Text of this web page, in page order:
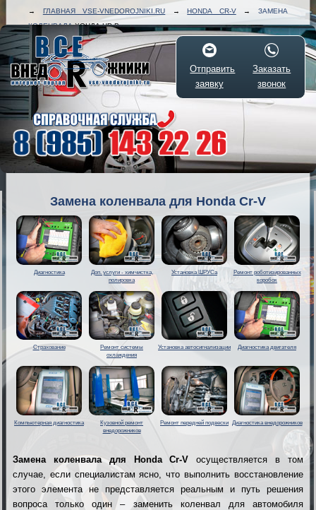
→ ГЛАВНАЯ VSE-VNEDOROJNIKI.RU →HONDA CR-V→ ЗАМЕНА
КОЛЕНВАЛАХОНДА ЦР-В
Отправить
заявку
Заказать
звонок
Замена коленвала для Honda Cr-V
Диагностика
Доп. услуги - химчистка,
полировка
Установка ШРУСа
Ремонт роботизированных
коробок
Страхование
Ремонт системы
охлаждения
Установка автосигнализации Диагностика двигателя
Компьютерная диагностика
Кузовной ремонт
внедорожников
Ремонт передней подвески Диагностика внедорожников
Замена коленвала для Honda Cr-V осуществляется в том
случае, если специалистам ясно, что выполнить восстановление
этого элемента не представляется реальным и путь решения
вопроса только один – заменить коленвал для автомобиля